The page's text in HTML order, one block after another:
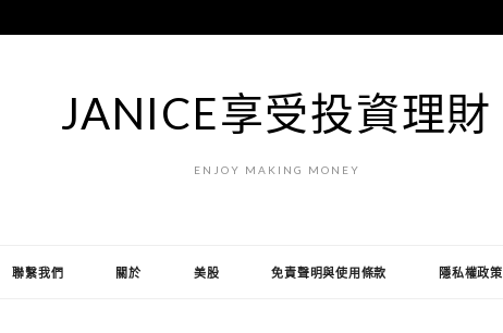
JANICE享受投資理財
ENJOY MAKING MONEY
聯繫我們 關於 美股 免責聲明與使用條款 隱私權政策